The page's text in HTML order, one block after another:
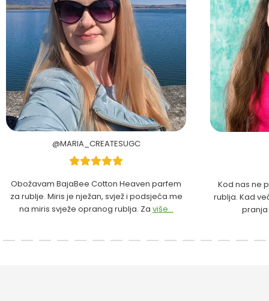
@MARIA_CREATESUGC
Obožavam BajaBee Cotton Heaven parfem
za rublje. Miris je nježan, svjež i podsjeća me
na miris svježe opranog rublja. Za više...
Kod nas ne
rublja. Kad